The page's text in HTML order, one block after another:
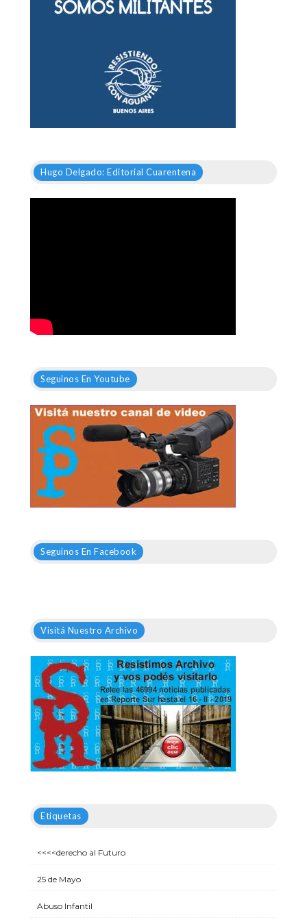
Hugo Delgado: Editorial Cuarentena
Seguinos En Youtube
Seguinos En Facebook
Visitá Nuestro Archivo
Etiquetas
<<<<derecho al Futuro
25 de Mayo
Abuso Infantil